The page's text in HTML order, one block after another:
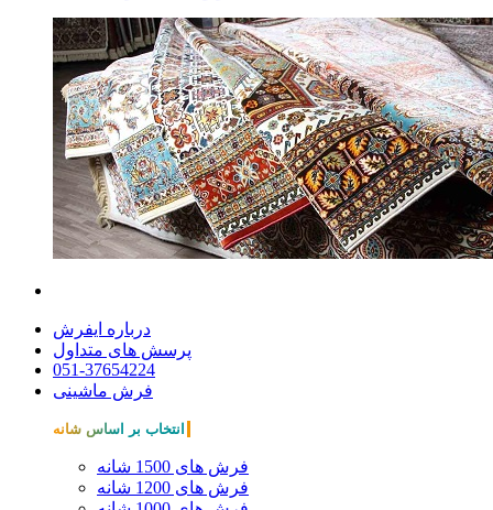
درباره ایفرش
پرسش های متداول
051-37654224
فرش ماشینی
انتخاب بر اساس شانه
فرش های 1500 شانه
فرش های 1200 شانه